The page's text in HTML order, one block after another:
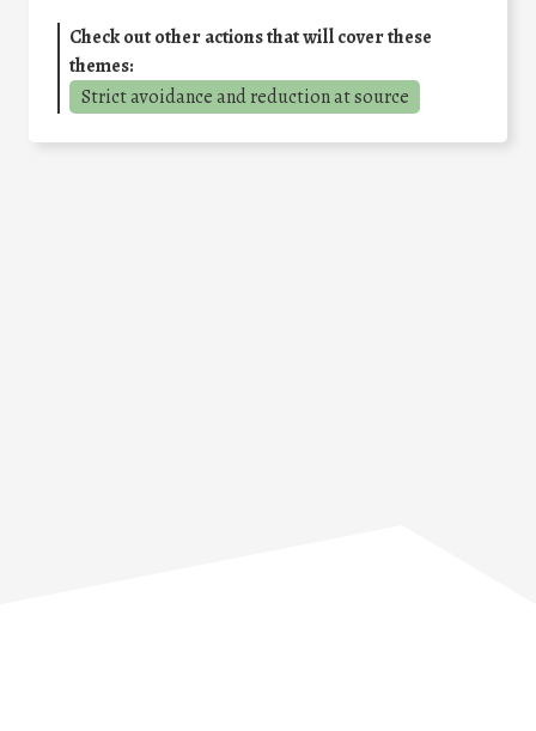
Check out other actions that will cover these
themes:
Strict avoidance and reduction at source